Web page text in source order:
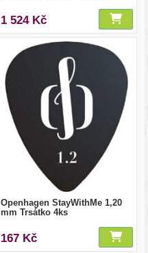
1 524 Kč
Openhagen StayWithMe 1,20
mm Trsátko 4ks
167 Kč